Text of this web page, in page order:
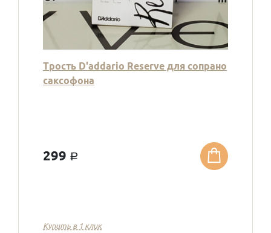
Трость D'addario Reserve для сопрано
саксофона
299 a
Купить в 1 клик